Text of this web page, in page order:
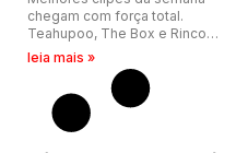
chegam com força total.
Teahupoo, The Box e Rincon
brilham com sessões épicas.
leia mais »